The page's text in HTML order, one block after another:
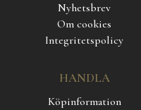
Nyhetsbrev
Om cookies
Integritetspolicy
HANDLA
Köpinformation